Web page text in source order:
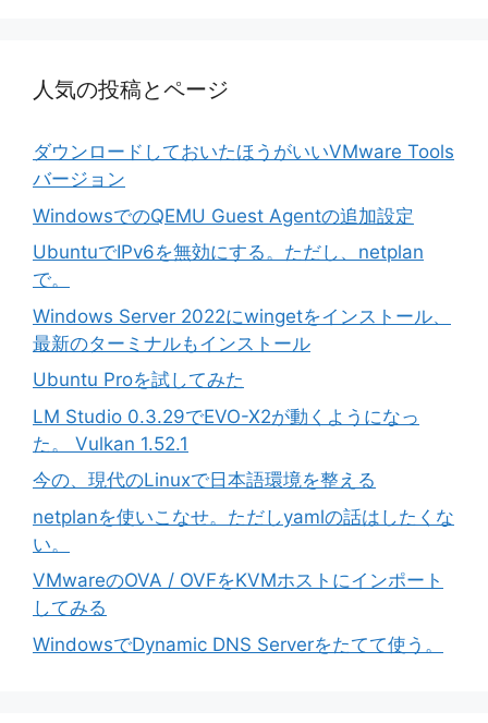
人気の投稿とページ
ダウンロードしておいたほうがいいVMware Tools
バージョン
WindowsでのQEMU Guest Agentの追加設定
UbuntuでIPv6を無効にする。ただし、netplan
で。
Windows Server 2022にwingetをインストール、
最新のターミナルもインストール
Ubuntu Proを試してみた
LM Studio 0.3.29でEVO-X2が動くようになっ
た。 Vulkan 1.52.1
今の、現代のLinuxで日本語環境を整える
netplanを使いこなせ。ただしyamlの話はしたくな
い。
VMwareのOVA / OVFをKVMホストにインポート
してみる
WindowsでDynamic DNS Serverをたてて使う。